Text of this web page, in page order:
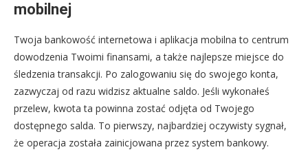
mobilnej
Twoja bankowość internetowa i aplikacja mobilna to centrum
dowodzenia Twoimi finansami, a także najlepsze miejsce do
śledzenia transakcji. Po zalogowaniu się do swojego konta,
zazwyczaj od razu widzisz aktualne saldo. Jeśli wykonałeś
przelew, kwota ta powinna zostać odjęta od Twojego
dostępnego salda. To pierwszy, najbardziej oczywisty sygnał,
że operacja została zainicjowana przez system bankowy.